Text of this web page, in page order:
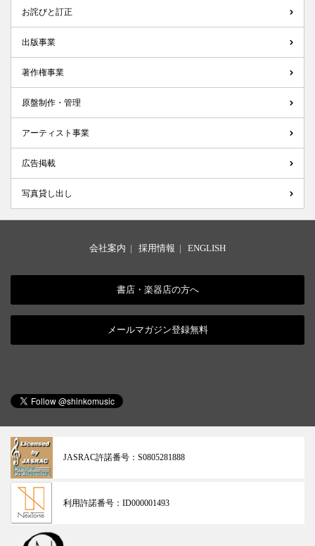
お詫びと訂正
出版事業
著作権事業
原盤制作・管理
アーティスト事業
広告掲載
写真貸し出し
会社案内 | 採用情報 | ENGLISH
書店・楽器店の方へ
メールマガジン登録無料
JASRAC許諾番号： S0805281888
利用許諾番号： ID000001493